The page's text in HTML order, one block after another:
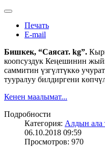
Печать
E-mail
Бишкек, “Саясат. kg”.
коопсуздук Кеңешинин
саммитин үзгүлтүккө
тууралуу билдиргени
Кенен маалымат...
Подробности
Категория: Алдын ала
06.10.2018 09:59
Просмотров: 970